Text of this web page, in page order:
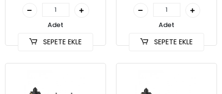
Adet
SEPETE EKLE
Adet
SEPETE EKLE